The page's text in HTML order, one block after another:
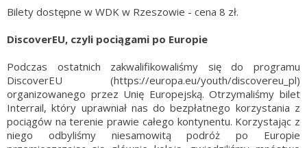
Bilety dostępne w WDK w Rzeszowie - cena 8 zł.
DiscoverEU, czyli pociągami po Europie
Podczas ostatnich zakwalifikowaliśmy się do programu
DiscoverEU (https://europa.eu/youth/discovereu_pl)
organizowanego przez Unię Europejską. Otrzymaliśmy bilet
Interrail, który uprawniał nas do bezpłatnego korzystania z
pociągów na terenie prawie całego kontynentu. Korzystając z
niego odbyliśmy niesamowitą podróż po Europie